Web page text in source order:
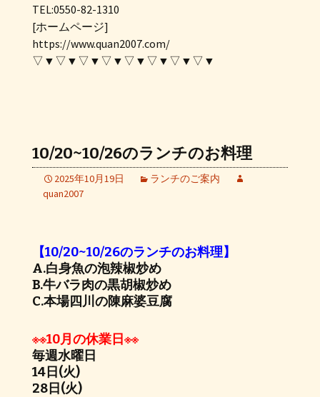
TEL:0550-82-1310
[ホームページ]
https://www.quan2007.com/
▽▼▽▼▽▼▽▼▽▼▽▼▽▼▽▼
10/20~10/26のランチのお料理
2025年10月19日
ランチのご案内
quan2007
【10/20~10/26のランチのお料理】
A.白身魚の泡辣椒炒め
B.牛バラ肉の黒胡椒炒め
C.本場四川の陳麻婆豆腐
※※10月の休業日※※
毎週水曜日
14日(火)
28日(火)